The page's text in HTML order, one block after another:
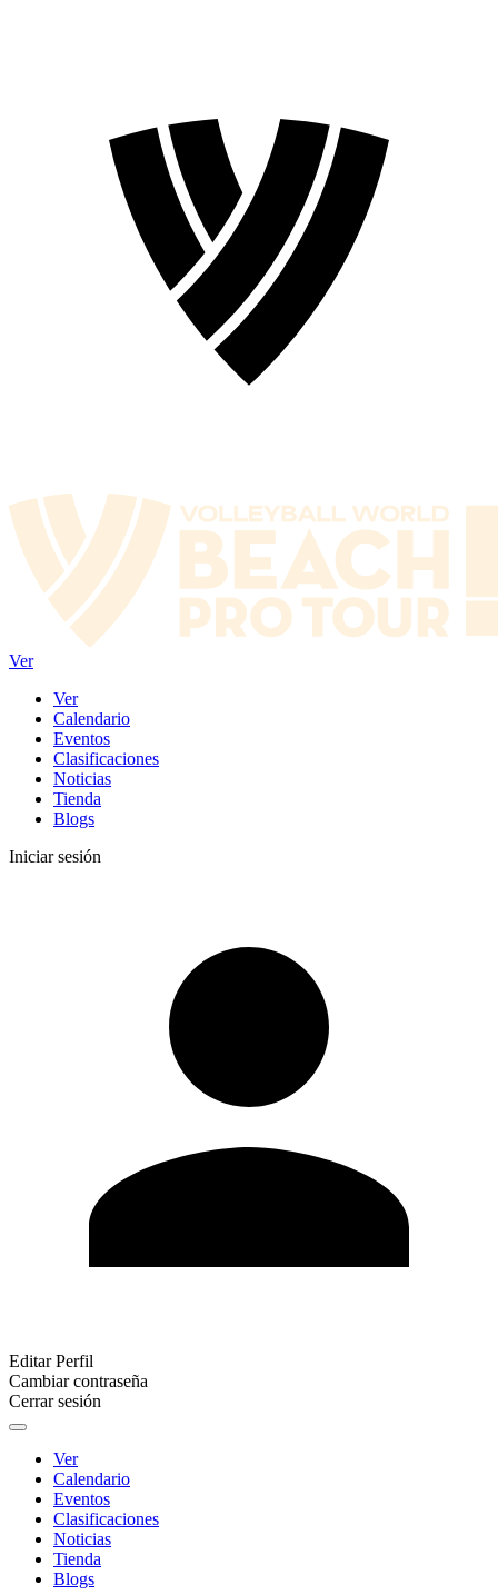
Ver
Ver
Calendario
Eventos
Clasificaciones
Noticias
Tienda
Blogs
Iniciar sesión
Editar Perfil
Cambiar contraseña
Cerrar sesión
Ver
Calendario
Eventos
Clasificaciones
Noticias
Tienda
Blogs